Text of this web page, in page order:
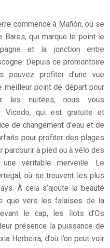
commence à Mañón, où se
Bares, qui marque le point le
et la jonction entre
Depuis ce promontoire
pouvez profiter d’une vue
meilleur point de départ pour
les nuitées, nous vous
Vicedo, qui est gratuite et
de changement d’eau et de
pour profiter des plages
parcourir à pied ou à vélo des
véritable merveille. Le
où se trouvent les plus
À cela s’ajoute la beauté
que vers les falaises de la
le cap, les îlots d’Os
présence la puissance de
Herbeira, d’où l’on peut voir